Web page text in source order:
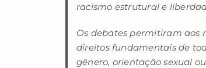
racismo estrutural e
Os debates permitiram aos
direitos fundamentais de
gênero, orientação sexual